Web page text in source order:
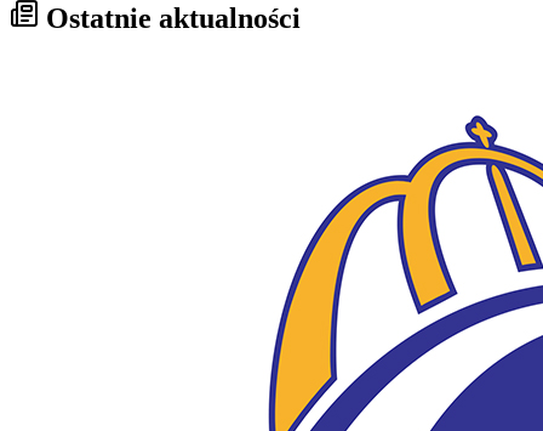
Ostatnie aktualności